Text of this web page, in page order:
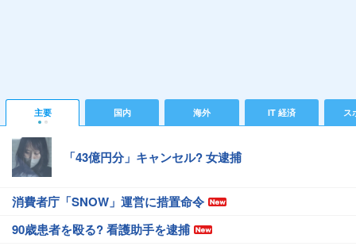
主要 国内 海外 IT 経済 ス
「43億円分」キャンセル? 女逮捕
消費者庁「SNOW」運営に措置命令
90歳患者を殴る? 看護助手を逮捕